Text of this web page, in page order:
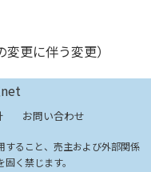
更に伴う変更）
お問い合わせ
すること、売主および外部関係
く禁じます。